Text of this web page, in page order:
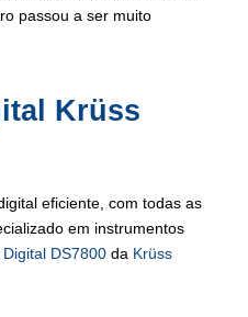
passou a ser muito
Krüss
eficiente, com todas as
em instrumentos
DS7800 da Krüss